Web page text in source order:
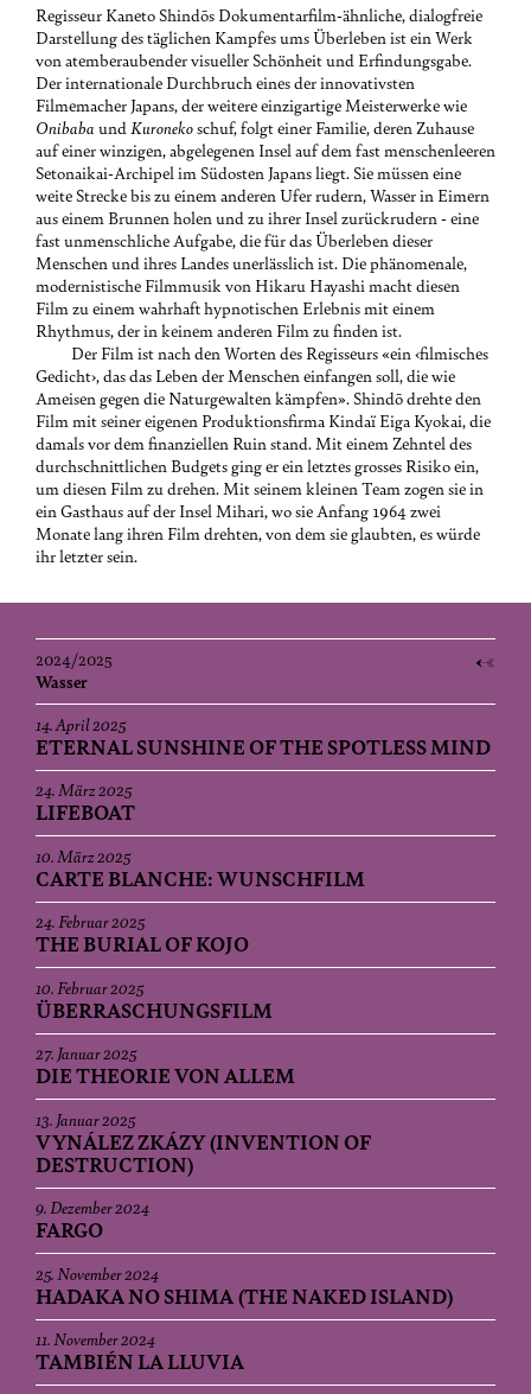
Regisseur Kaneto Shindōs Dokumentarfilm-ähnliche, dialogfreie
Darstellung des täglichen Kampfes ums Überleben ist ein Werk
von atemberaubender visueller Schönheit und Erfindungsgabe.
Der internationale Durchbruch eines der innovativsten
Filmemacher Japans, der weitere einzigartige Meisterwerke wie
Onibaba und Kuronekoschuf, folgt einer Familie, deren Zuhause
auf einer winzigen, abgelegenen Insel auf dem fast menschenleeren
Setonaikai-Archipel im Südosten Japans liegt. Sie müssen eine
weite Strecke bis zu einem anderen Ufer rudern, Wasser in Eimern
aus einem Brunnen holen und zu ihrer Insel zurückrudern - eine
fast unmenschliche Aufgabe, die für das Überleben dieser
Menschen und ihres Landes unerlässlich ist. Die phänomenale,
modernistische Filmmusik von Hikaru Hayashi macht diesen
Film zu einem wahrhaft hypnotischen Erlebnis mit einem
Rhythmus, der in keinem anderen Film zu finden ist.
Der Film ist nach den Worten des Regisseurs «ein ‹filmisches
Gedicht›, das das Leben der Menschen einfangen soll, die wie
Ameisen gegen die Naturgewalten kämpfen». Shindō drehte den
Film mit seiner eigenen Produktionsfirma Kindaï Eiga Kyokai, die
damals vor dem finanziellen Ruin stand. Mit einem Zehntel des
durchschnittlichen Budgets ging er ein letztes grosses Risiko ein,
um diesen Film zu drehen. Mit seinem kleinen Team zogen sie in
ein Gasthaus auf der Insel Mihari, wo sie Anfang 1964 zwei
Monate lang ihren Film drehten, von dem sie glaubten, es würde
ihr letzter sein.
2024/2025
Wasser
14. April 2025
ETERNAL SUNSHINE OF THE SPOTLESS MIND
24. März 2025
LIFEBOAT
10. März 2025
CARTE BLANCHE: WUNSCHFILM
24. Februar 2025
THE BURIAL OF KOJO
10. Februar 2025
ÜBERRASCHUNGSFILM
27. Januar 2025
DIE THEORIE VON ALLEM
13. Januar 2025
VYNÁLEZ ZKÁZY (INVENTION OF
DESTRUCTION)
9. Dezember 2024
FARGO
25. November 2024
HADAKA NO SHIMA (THE NAKED ISLAND)
11. November 2024
TAMBIÉN LA LLUVIA